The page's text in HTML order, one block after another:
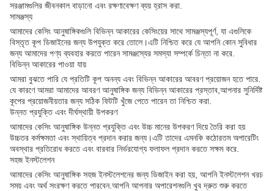
সরঞ্জামগুলির জীবনকাল বাড়ানো এবং রক্ষণাবেক্ষণ ব্যয় হ্রাস করা.
সামঞ্জস্য
আমাদের কেসিং আনুষাঙ্গিকগুলি বিভিন্ন আকারের কেসিংয়ের সাথে সামঞ্জস্যপূর্ণ, যা এগুলিকে
বিস্তৃত কূপ ডিজাইনের জন্য উপযুক্ত করে তোলে।এটি নিশ্চিত করে যে আপনি কোন সুবিধার
জন্য আমাদের পণ্য ব্যবহার করতে পারেন সামঞ্জস্যের সমস্যা সম্পর্কে চিন্তা না করে.
বিভিন্ন আকারের পাওয়া যায়
আমরা বুঝতে পারি যে প্রতিটি কূপ অনন্য এবং বিভিন্ন আকারের আবরণ প্রয়োজন হতে পারে.
যে কারণে আমরা আমাদের আবরণ আনুষাঙ্গিক জন্য বিভিন্ন আকারের প্রস্তাব,আপনার সুনির্দিষ্ট
কূপের প্রয়োজনীয়তার জন্য সঠিক ফিটটি খুঁজে পেতে পারেন তা নিশ্চিত করা.
উন্নত প্রযুক্তি এবং দীর্ঘস্থায়ী উপকরণ
আমাদের কেসিং আনুষাঙ্গিক উন্নত প্রযুক্তি এবং উচ্চ মানের উপকরণ দিয়ে তৈরি করা হয়
উচ্চতর কর্মক্ষমতা এবং স্থায়িত্ব প্রদান করার জন্য।এটি তাদের এমনকি কঠোরতম অপারেটিং
অবস্থার প্রতিরোধ করতে এবং বারবার নির্ভরযোগ্য ফলাফল প্রদান করতে সক্ষম করে.
সহজ ইনস্টলেশন
আমাদের কেসিং আনুষাঙ্গিক সহজ ইনস্টলেশনের জন্য ডিজাইন করা হয়, আপনি ইনস্টলেশন খরচ
সময় এবং অর্থ সংরক্ষণ করতে পারবেন.আপনি আপনার অপারেশনগুলি খুব দ্রুত শুরু করতে